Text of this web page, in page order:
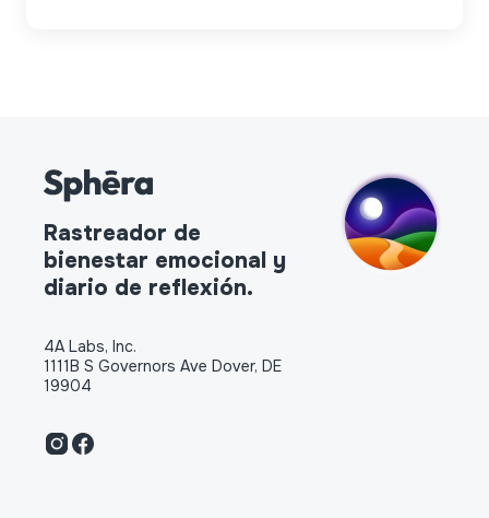
Rastreador de
bienestar emocional y
diario de reflexión.
4A Labs, Inc.
1111B S Governors Ave Dover, DE
19904